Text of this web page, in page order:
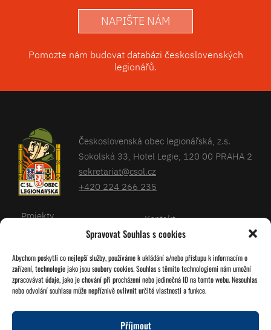
Spravovat Souhlas s cookies
Abychom poskytli co nejlepší služby, používáme k ukládání a/nebo přístupu k informacím o
zařízení, technologie jako jsou soubory cookies. Souhlas s těmito technologiemi nám umožní
zpracovávat údaje, jako je chování při procházení nebo jedinečná ID na tomto webu. Nesouhlas
nebo odvolání souhlasu může nepříznivě ovlivnit určité vlastnosti a funkce.
Příjmout
NAPIŠTE NÁM
Pomozte nám budovat databázi československých
legionářů.
Československá obec legionářská, z.s.
Sokolská 33, Hotel Legie, 120 00 PRAHA 2
sekretariat@csol.cz
+420 224 266 235
Projekty
Kalendář
O nás
Kontakt
Databáze legionářů
Pro členy
Zásady cookies